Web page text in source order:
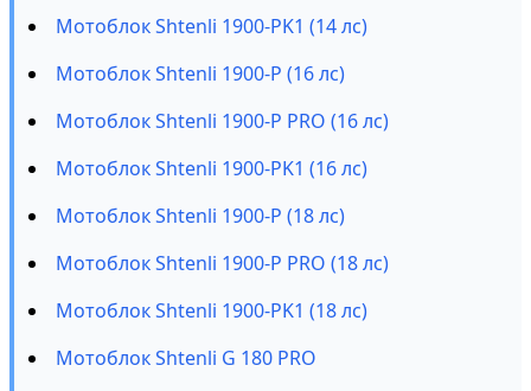
Мотоблок Shtenli 1900-PK1 (14 лс)
Мотоблок Shtenli 1900-P (16 лс)
Мотоблок Shtenli 1900-P PRO (16 лс)
Мотоблок Shtenli 1900-PK1 (16 лс)
Мотоблок Shtenli 1900-P (18 лс)
Мотоблок Shtenli 1900-P PRO (18 лс)
Мотоблок Shtenli 1900-PK1 (18 лс)
Мотоблок Shtenli G 180 PRO